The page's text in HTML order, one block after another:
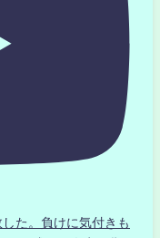
た。負けに気付きも